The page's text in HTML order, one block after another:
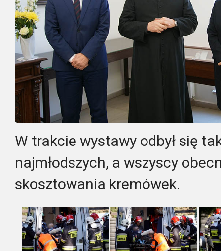
W trakcie wystawy odbył się
najmłodszych, a wszyscy
skosztowania kremówek.